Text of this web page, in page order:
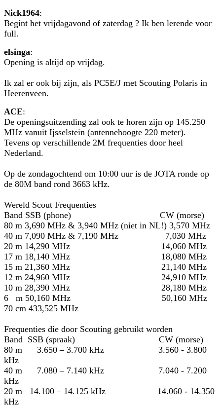
Nick1964:
Begint het vrijdagavond of zaterdag ? Ik ben lerende voor
full.
elsinga:
Opening is altijd op vrijdag.
Ik zal er ook bij zijn, als PC5E/J met Scouting Polaris in
Heerenveen.
ACE:
De openingsuitzending zal ook te horen zijn op 145.250
MHz vanuit Ijsselstein (antennehoogte 220 meter).
Tevens op verschillende 2M frequenties door heel
Nederland.
Op de zondagochtend om 10:00 uur is de JOTA ronde op
de 80M band rond 3663 kHz.
Wereld Scout Frequenties
Band SSB (phone) CW (morse)
80 m 3,690 MHz & 3,940 MHz (niet in NL!) 3,570 MHz
40 m 7,090 MHz & 7,190 MHz 7,030 MHz
20 m 14,290 MHz 14,060 MHz
17 m 18,140 MHz 18,080 MHz
15 m 21,360 MHz 21,140 MHz
12 m 24,960 MHz 24,910 MHz
10 m 28,390 MHz 28,180 MHz
6 m 50,160 MHz 50,160 MHz
70 cm 433,525 MHz
Frequenties die door Scouting gebruikt worden
Band SSB (spraak) CW (morse)
80 m 3.650 – 3.700 kHz 3.560 - 3.800
kHz
40 m 7.080 – 7.140 kHz 7.040 - 7.200
kHz
20 m 14.100 – 14.125 kHz 14.060 - 14.350
kHz